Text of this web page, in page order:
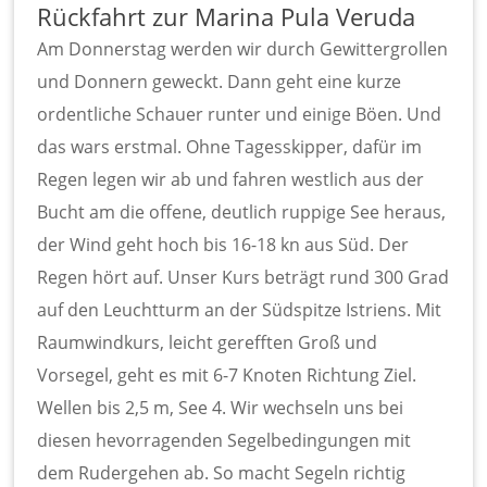
Rückfahrt zur Marina Pula Veruda
Am Donnerstag werden wir durch Gewittergrollen
und Donnern geweckt. Dann geht eine kurze
ordentliche Schauer runter und einige Böen. Und
das wars erstmal. Ohne Tagesskipper, dafür im
Regen legen wir ab und fahren westlich aus der
Bucht am die offene, deutlich ruppige See heraus,
der Wind geht hoch bis 16-18 kn aus Süd. Der
Regen hört auf. Unser Kurs beträgt rund 300 Grad
auf den Leuchtturm an der Südspitze Istriens. Mit
Raumwindkurs, leicht gerefften Groß und
Vorsegel, geht es mit 6-7 Knoten Richtung Ziel.
Wellen bis 2,5 m, See 4. Wir wechseln uns bei
diesen hevorragenden Segelbedingungen mit
dem Rudergehen ab. So macht Segeln richtig